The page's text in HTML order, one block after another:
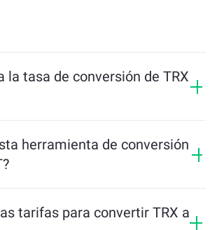
la tasa de conversión de TRX
Esta tasa fluctúa según las
la oferta y la demanda, y la
herramienta de conversión
herramienta calculará la cantidad
que recibirás. Luego, sigue los pasos
tarifas para convertir TRX a